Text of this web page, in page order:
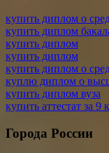
купить диплом о
купить диплом
купить диплом
купить диплом
купить диплом о
куплю диплом о
купить диплом вуза
купить аттестат за 9
Города России